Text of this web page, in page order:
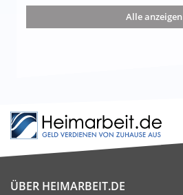
die 15 besten Möglichkeiten
Alle anzeigen
ÜBER HEIMARBEIT.DE